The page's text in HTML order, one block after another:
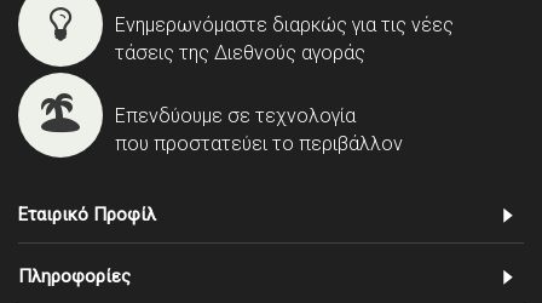
Ενημερωνόμαστε διαρκώς για τις νέες
τάσεις της Διεθνούς αγοράς
Επενδύουμε σε τεχνολογία
που προστατεύει το περιβάλλον
Εταιρικό Προφίλ
Πληροφορίες